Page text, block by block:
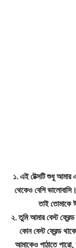
১. এই টেক্সটি শুধু আমার
থেকেও বেশি
তাই তোমাকে
২. তুমি আমার বেস্ট
কোন বেস্ট ফ্রেন্ড
আমাকেও পাঠাতে